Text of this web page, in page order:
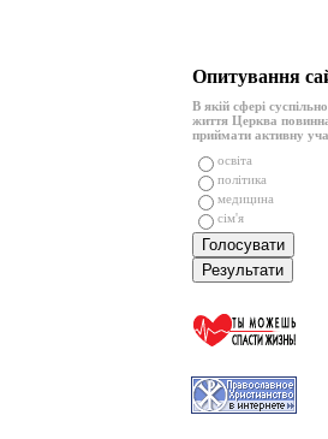
Опитування
В якій сфері
життя Церква
приймати активну
освіта
політика
медицина
сім'я